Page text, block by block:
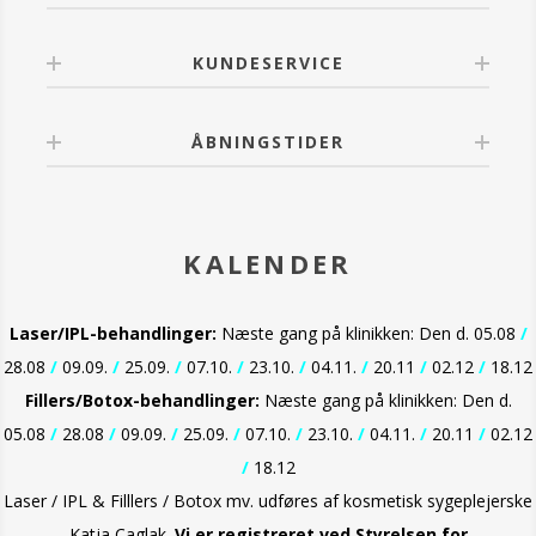
Messenger Peptides plejer kollagenet, som
Vitamin, som giver antioxidantbeskyttelse.
Collagen Blend forbedrer hudens fugtbalance.
KUNDESERVICE
ÅBNINGSTIDER
KALENDER
Laser/IPL-behandlinger: Næste gang på klinikken: Den d. 05.08 /
28.08 / 09.09. / 25.09. / 07.10. / 23.10. / 04.11. / 20.11 / 02.12 / 18.12
Fillers/Botox-behandlinger: Næste gang på klinikken: Den d.
05.08 / 28.08 / 09.09. / 25.09. / 07.10. / 23.10. / 04.11. / 20.11 / 02.12
/18.12
Laser / IPL & Filllers / Botox mv. udføres af kosmetisk sygeplejerske